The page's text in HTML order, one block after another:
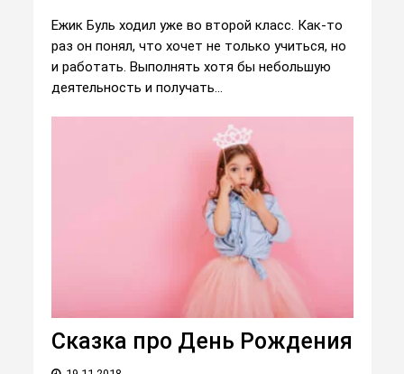
Ежик Буль ходил уже во второй класс. Как-то
раз он понял, что хочет не только учиться, но
и работать. Выполнять хотя бы небольшую
деятельность и получать...
Сказка про День Рождения